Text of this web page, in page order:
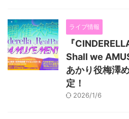
ライブ情報
『
Shall we
あかり役梅澤
定！
2026/1/6